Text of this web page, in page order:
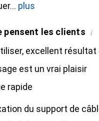
plus
pensent les clients i
excellent résultat
est un vrai plaisir
rapide
du support de